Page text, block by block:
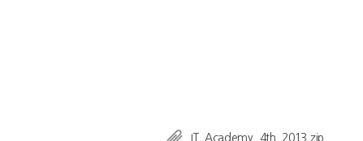
IT_Academy_4th_2013.zip